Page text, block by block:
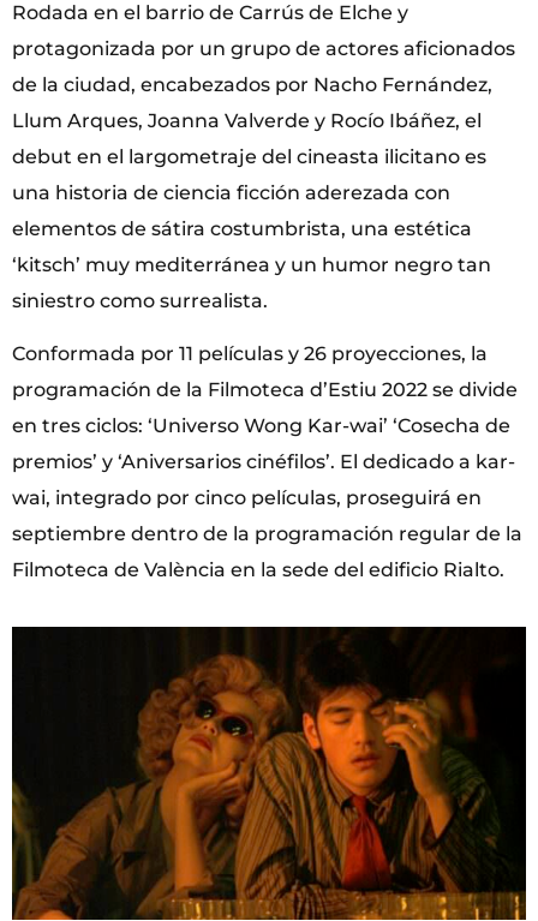
Rodada en el barrio de Carrús de Elche y
protagonizada por un grupo de actores aficionados
de la ciudad, encabezados por Nacho Fernández,
Llum Arques, Joanna Valverde y Rocío Ibáñez, el
debut en el largometraje del cineasta ilicitano es
una historia de ciencia ficción aderezada con
elementos de sátira costumbrista, una estética
‘kitsch’ muy mediterránea y un humor negro tan
siniestro como surrealista.
Conformada por 11 películas y 26 proyecciones, la
programación de la Filmoteca d’Estiu 2022 se divide
en tres ciclos: ‘Universo Wong Kar-wai’ ‘Cosecha de
premios’ y ‘Aniversarios cinéfilos’. El dedicado a kar-
wai, integrado por cinco películas, proseguirá en
septiembre dentro de la programación regular de la
Filmoteca de València en la sede del edificio Rialto.